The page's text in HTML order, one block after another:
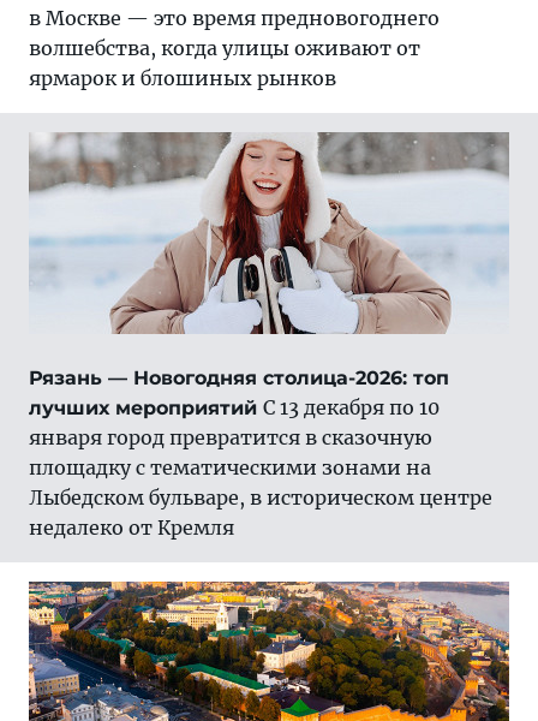
в Москве — это время предновогоднего
волшебства, когда улицы оживают от
ярмарок и блошиных рынков
Рязань — Новогодняя столица-2026: топ
лучших мероприятий С 13 декабря по 10
января город превратится в сказочную
площадку с тематическими зонами на
Лыбедском бульваре, в историческом центре
недалеко от Кремля